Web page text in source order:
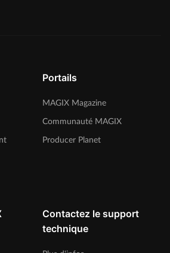
Portails
MAGIX Magazine
Communauté MAGIX
Producer Planet
Contactez le support
technique